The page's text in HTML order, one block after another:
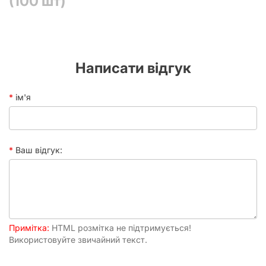
напої, ці кишеньки можуть врятувати карткам життя.
Написати відгук
ім'я
Ваш відгук:
Примітка: HTML розмітка не підтримується!
Використовуйте звичайний текст.